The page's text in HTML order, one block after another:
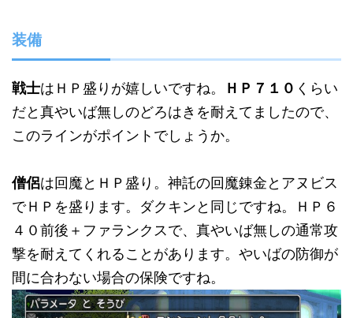
装備
戦士はＨＰ盛りが嬉しいですね。 ＨＰ７１０ くらい
だと真やいば無しのどろはきを耐えてましたので、
このラインがポイントでしょうか。
僧侶は回魔とＨＰ盛り。神託の回魔錬金とアヌビス
でＨＰを盛ります。ダクキンと同じですね。ＨＰ６
４０前後＋ファランクスで、真やいば無しの通常攻
撃を耐えてくれることがあります。やいばの防御が
間に合わない場合の保険ですね。